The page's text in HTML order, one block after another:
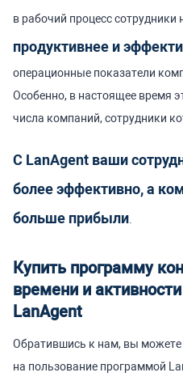
в рабочий процесс сотрудники
продуктивнее и
операционные показатели
Особенно, в настоящее время
числа компаний, сотрудники
С LanAgent ваши
более эффективно, а
больше прибыли
Купить программу
времени и
LanAgent
Обратившись к нам, вы
на пользование программой